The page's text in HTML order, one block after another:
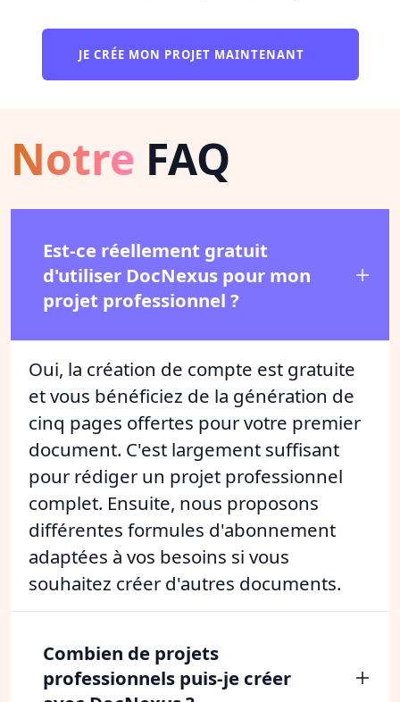
JE CRÉE MON PROJET MAINTENANT
Notre FAQ
Est-ce réellement gratuit
d'utiliser DocNexus pour mon
projet professionnel ?
Oui, la création de compte est gratuite
et vous bénéficiez de la génération de
cinq pages offertes pour votre premier
document. C'est largement suffisant
pour rédiger un projet professionnel
complet. Ensuite, nous proposons
différentes formules d'abonnement
adaptées à vos besoins si vous
souhaitez créer d'autres documents.
Combien de projets
professionnels puis-je créer